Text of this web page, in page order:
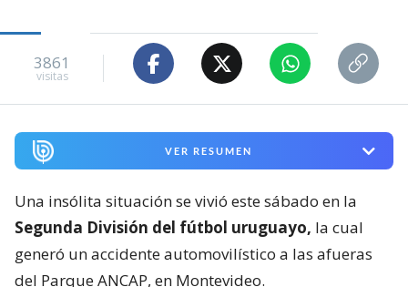
3861
visitas
VER RESUMEN
Una insólita situación se vivió este sábado en la
Segunda División del fútbol uruguayo, la cual
generó un accidente automovilístico a las afueras
del Parque ANCAP, en Montevideo.